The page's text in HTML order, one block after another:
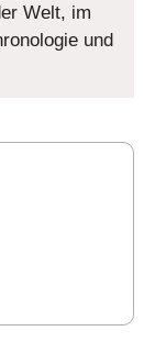
Welt, im
und